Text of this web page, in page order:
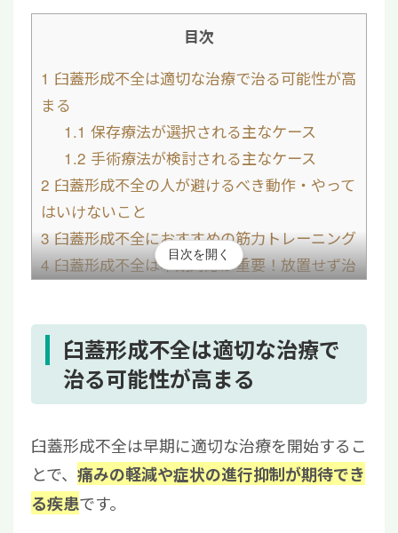
目次
1 臼蓋形成不全は適切な治療で治る可能性が高
まる
1.1 保存療法が選択される主なケース
1.2 手術療法が検討される主なケース
2 臼蓋形成不全の人が避けるべき動作・やって
はいけないこと
3臼蓋形成不全におすすめの筋力トレーニング
4臼蓋形成不全は早期対応が重要！放置せず治
目次を開く
臼蓋形成不全は適切な治療で
治る可能性が高まる
臼蓋形成不全は早期に適切な治療を開始するこ
とで、 痛みの軽減や症状の進行抑制が期待でき
る疾患です。